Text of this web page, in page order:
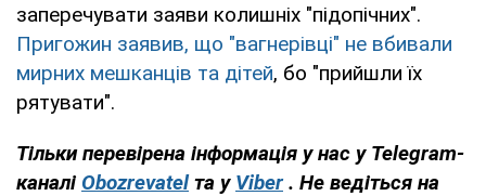
заперечувати заяви колишніх "підопічних".
Пригожин заявив, що "вагнерівці" не вбивали
мирних мешканців та дітей, бо "прийшли їх
рятувати".
Тільки перевірена інформація у нас у Telegram-
каналі Obozrevatel та у Viber . Не ведіться на